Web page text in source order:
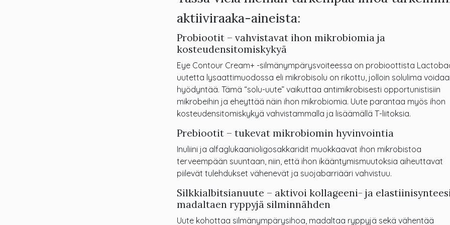
aktiiviraaka-aineista:
Probiootit – vahvistavat ihon mikrobiomia ja
kosteudensitomiskykyä
Eye Contour Cream+ -silmänympärysvoiteessa on probioottista
uutetta lysaattimuodossa eli mikrobisolu on rikottu, jolloin solulima
hyödyntää. Tämä “solu-uute” vaikuttaa antimikrobisesti opportunistisiin
mikrobeihin ja eheyttää näin ihon mikrobiomia. Uute parantaa myös ihon
kosteudensitomiskykyä vahvistammalla ja lisäämällä T-liitoksia.
Prebiootit – tukevat mikrobiomin hyvinvointia
Inuliini ja alfaglukaanioligosakkaridit muokkaavat ihon mikrobistoa
terveempään suuntaan, niin, että ihon ikääntymismuutoksia aiheuttavat
piilevät tulehdukset vähenevät ja suojabarriääri vahvistuu.
Silkkialbitsianuute – aktivoi kollageeni- ja
madaltaen ryppyjä silminnähden
Uute kohottaa silmänympärysihoa, madaltaa ryppyjä sekä vähentää